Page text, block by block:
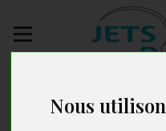
Nous